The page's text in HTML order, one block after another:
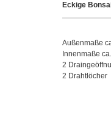
Eckige
Außenmaße
Innenmaße
2
2 Drahtlöcher